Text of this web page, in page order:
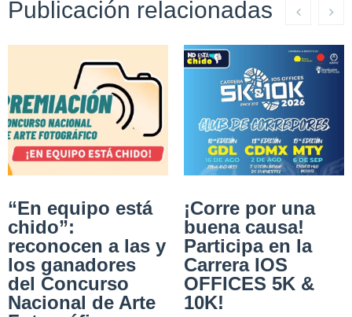
Publicación relacionadas
“En equipo está
chido”:
reconocen a las y
los ganadores
del Concurso
Nacional de Arte
¡Corre por una
buena causa!
Participa en la
Carrera IOS
OFFICES 5K &
10K!